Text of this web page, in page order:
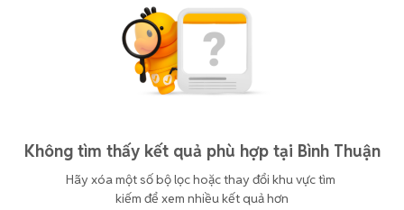
Không tìm thấy kết quả phù hợp tại Bình Thuận
Hãy xóa một số bộ lọc hoặc thay đổi khu vực tìm
kiếm để xem nhiều kết quả hơn